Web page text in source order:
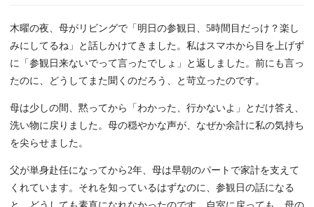
木曜の夜、母がリビングで「明日の参観日、5時間目だっけ？楽し
みにしてるね」と話しかけてきました。私はスマホから目を上げず
に「参観日来ないでって言ったでしょ」と返しました。前にも言っ
たのに、どうしてまた聞くのだろう、と苛立ったのです。
母は少しの間、黙ってから「わかった、行かないよ」とだけ答え、
洗い物に戻りました。母の穏やかな声が、なぜか余計に私の気持ち
を尖らせました。
父が単身赴任になってから2年、母は早朝のパートで家計を支えて
くれています。それを知っているはずなのに、参観日の話になる